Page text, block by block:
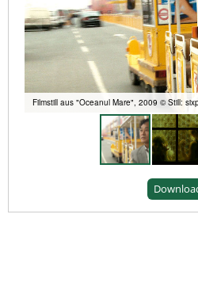
Filmstill aus "Oceanul Mare", 2009 © Still: